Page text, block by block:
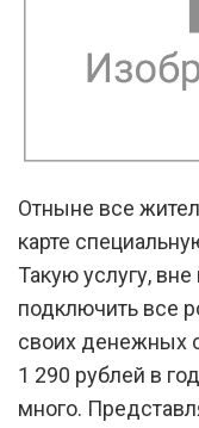
Отныне все
карте
Такую услугу,
подключить все
своих денежных
1 290 рублей в
много.